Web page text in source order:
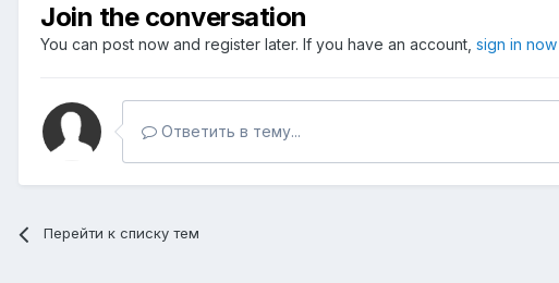
Join the conversation
You can post now and register later. If you have an account, sign in now
Ответить в тему...
Перейти к списку тем